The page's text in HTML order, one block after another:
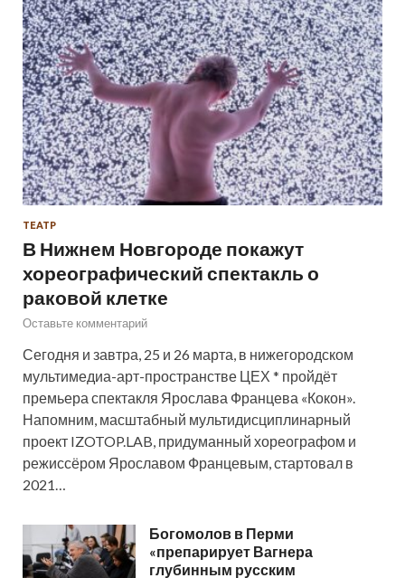
ТЕАТР
В Нижнем Новгороде покажут
хореографический спектакль о
раковой клетке
Оставьте комментарий
Сегодня и завтра, 25 и 26 марта, в нижегородском
мультимедиа-арт-пространстве ЦЕХ * пройдёт
премьера спектакля Ярослава Францева «Кокон».
Напомним, масштабный мультидисциплинарный
проект IZOTOP.LAB, придуманный хореографом и
режиссёром Ярославом Францевым, стартовал в
2021…
Богомолов в Перми
«препарирует Вагнера
глубинным русским